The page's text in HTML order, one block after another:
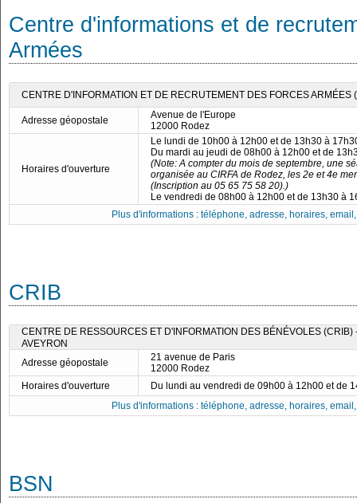
Centre d'informations et de
Armées
CENTRE D'INFORMATION ET DE RECRUTEMENT DES FORCES ARMÉES
Adresse géopostale
Avenue de l'Europe
12000 Rodez
Horaires d'ouverture
Le lundi de 10h00 à 12h00 et de 13h30 à
Du mardi au jeudi de 08h00 à 12h00 et de
(Note: A compter du mois de septembre, une
organisée au CIRFA de Rodez, les 2e et 4e
(Inscription au 05 65 75 58 20).)
Le vendredi de 08h00 à 12h00 et de 13h30 à
Plus d'informations : téléphone, adresse, horaires,
CRIB
CENTRE DE RESSOURCES ET D'INFORMATION DES BÉNÉVOLES (CRIB)
AVEYRON
Adresse géopostale
21 avenue de Paris
12000 Rodez
Horaires d'ouverture
Du lundi au vendredi de 09h00 à 12h00 et de
Plus d'informations : téléphone, adresse, horaires,
BSN